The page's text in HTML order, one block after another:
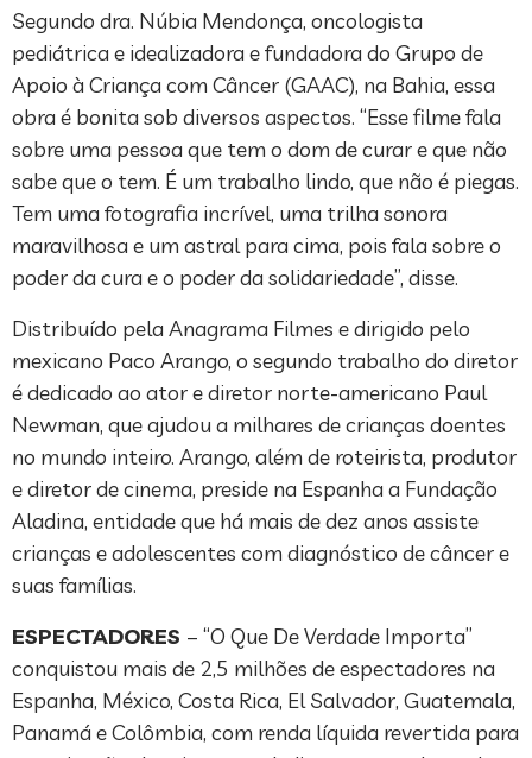
Segundo dra. Núbia Mendonça, oncologista
pediátrica e idealizadora e fundadora do Grupo de
Apoio à Criança com Câncer (GAAC), na Bahia, essa
obra é bonita sob diversos aspectos. “Esse filme fala
sobre uma pessoa que tem o dom de curar e que não
sabe que o tem. É um trabalho lindo, que não é piegas.
Tem uma fotografia incrível, uma trilha sonora
maravilhosa e um astral para cima, pois fala sobre o
poder da cura e o poder da solidariedade”, disse.
Distribuído pela Anagrama Filmes e dirigido pelo
mexicano Paco Arango, o segundo trabalho do diretor
é dedicado ao ator e diretor norte-americano Paul
Newman, que ajudou a milhares de crianças doentes
no mundo inteiro. Arango, além de roteirista, produtor
e diretor de cinema, preside na Espanha a Fundação
Aladina, entidade que há mais de dez anos assiste
crianças e adolescentes com diagnóstico de câncer e
suas famílias.
ESPECTADORES – “O Que De Verdade Importa”
conquistou mais de 2,5 milhões de espectadores na
Espanha, México, Costa Rica, El Salvador, Guatemala,
Panamá e Colômbia, com renda líquida revertida para